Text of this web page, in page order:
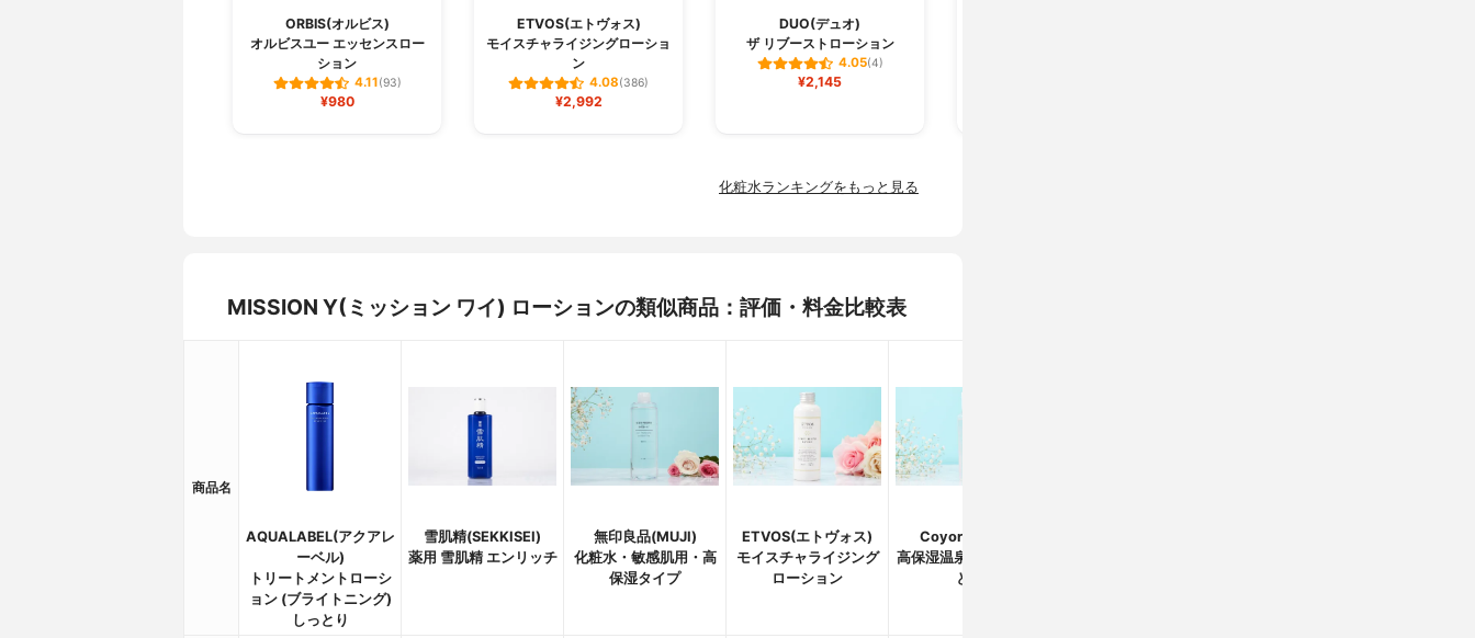
ORBIS(オルビス)
オルビスユー エッセンスロー
ション
4.11(93)
¥980
ETVOS(エトヴォス)
モイスチャライジングローショ
ン
4.08(386)
¥2,992
DUO(デュオ)
ザ リブーストローション
4.05(4)
¥2,145
化粧水ランキングをもっと見る
MISSION Y(ミッション ワイ) ローションの類似商品：評価・料金比較表
商品名
AQUALABEL(アクアレ
ーベル)
トリートメントローシ
ョン (ブライトニング)
しっとり
雪肌精(SEKKISEI)
薬用 雪肌精 エンリッチ
無印良品(MUJI)
化粧水・敏感肌用・高
保湿タイプ
ETVOS(エトヴォス)
モイスチャライジング
ローション
Coyori(コヨリ)
高保湿温泉化粧水 しっ
とり